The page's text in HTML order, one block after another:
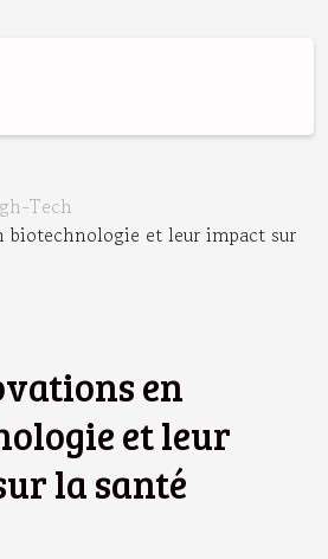
Tech
biotechnologie et leur impact sur
en
et leur
la santé